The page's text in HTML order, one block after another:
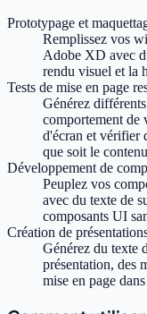
Prototypage et
Remplissez vos
Adobe XD avec
rendu visuel et la
Tests de mise en page
Générez
comportement de
d'écran et vérifier
que soit le
Développement de
Peuplez vos
avec du texte de
composants UI
Création de
Générez du texte
présentation, des
mise en page